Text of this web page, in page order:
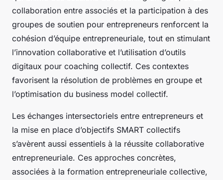
collaboration entre associés et la participation à des
groupes de soutien pour entrepreneurs renforcent la
cohésion d’équipe entrepreneuriale, tout en stimulant
l’innovation collaborative et l’utilisation d’outils
digitaux pour coaching collectif. Ces contextes
favorisent la résolution de problèmes en groupe et
l’optimisation du business model collectif.
Les échanges intersectoriels entre entrepreneurs et
la mise en place d’objectifs SMART collectifs
s’avèrent aussi essentiels à la réussite collaborative
entrepreneuriale. Ces approches concrètes,
associées à la formation entrepreneuriale collective,